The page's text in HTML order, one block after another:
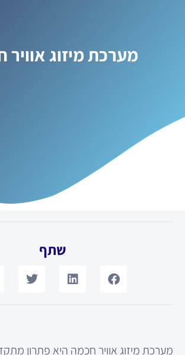
מערכת מיזוג
שתף
מערכת מיזוג אוויר חכמה היא פתרון